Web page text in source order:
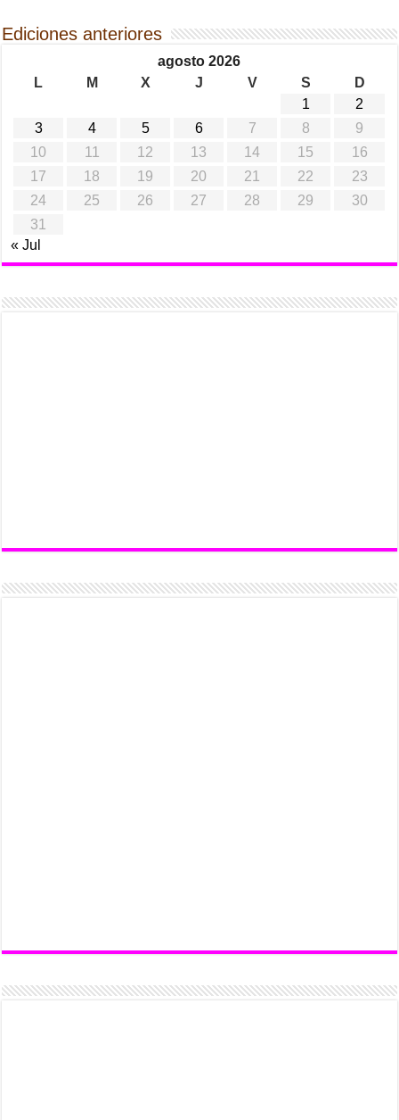
Ediciones anteriores
agosto 2026
L
M X J V S
D
1
2
3
4 5 6 7 8
9
10
11 12 13 14 15
16
17
18 19 20 21 22
23
24
25 26 27 28 29
30
31
« Jul